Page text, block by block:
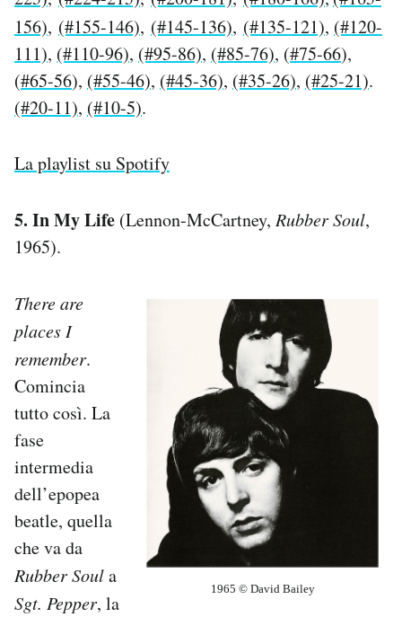
156), (#155-146), (#145-136), (#135-121), (#120-
111), (#110-96), (#95-86), (#85-76), (#75-66),
(#65-56), (#55-46), (#45-36), (#35-26), (#25-21).
(#20-11), (#10-5).
La playlist su Spotify
5. In My Life (Lennon-McCartney, Rubber Soul,
1965).
1965 © David Bailey
There are
places I
remember.
Comincia
tutto così. La
fase
intermedia
dell’epopea
beatle, quella
che va da
Rubber Soula
Sgt. Pepper, la